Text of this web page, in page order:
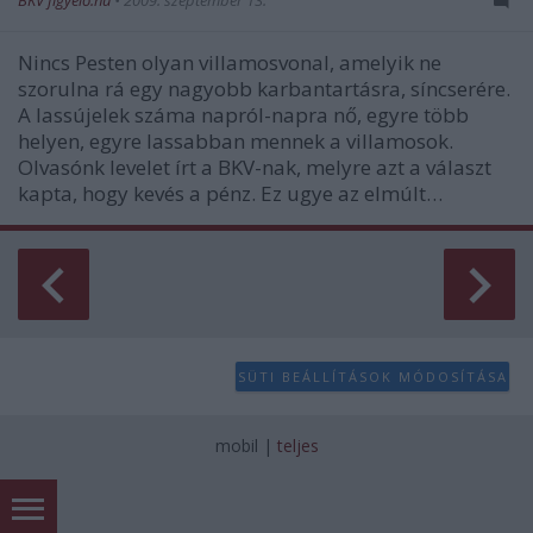
Nincs Pesten olyan villamosvonal, amelyik ne
szorulna rá egy nagyobb karbantartásra, síncserére.
A lassújelek száma napról-napra nő, egyre több
helyen, egyre lassabban mennek a villamosok.
Olvasónk levelet írt a BKV-nak, melyre azt a választ
kapta, hogy kevés a pénz. Ez ugye az elmúlt…
SÜTI BEÁLLÍTÁSOK MÓDOSÍTÁSA
mobil | teljes